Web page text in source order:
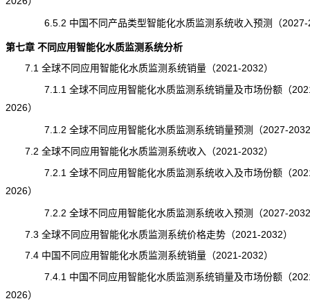
6.5.2 中国不同产品类型智能化水质监测系统收入预测（2027-
第七章 不同应用智能化水质监测系统分析
7.1 全球不同应用智能化水质监测系统销量（2021-2032）
7.1.1 全球不同应用智能化水质监测系统销量及市场份额（
2026）
7.1.2 全球不同应用智能化水质监测系统销量预测（2027-
7.2 全球不同应用智能化水质监测系统收入（2021-2032）
7.2.1 全球不同应用智能化水质监测系统收入及市场份额（
2026）
7.2.2 全球不同应用智能化水质监测系统收入预测（2027-
7.3 全球不同应用智能化水质监测系统价格走势（2021-2032）
7.4 中国不同应用智能化水质监测系统销量（2021-2032）
7.4.1 中国不同应用智能化水质监测系统销量及市场份额（
2026）